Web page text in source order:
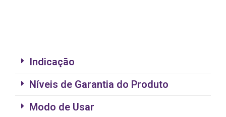
Indicação
Níveis de Garantia do Produto
Modo de Usar